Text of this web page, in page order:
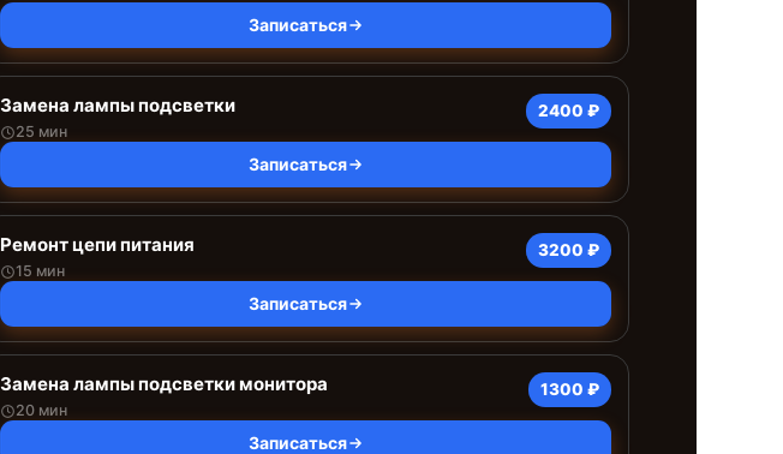
Записаться
Замена лампы подсветки
25 мин
2400 ₽
Записаться
Ремонт цепи питания
15 мин
3200 ₽
Записаться
Замена лампы подсветки монитора
20 мин
1300 ₽
Записаться